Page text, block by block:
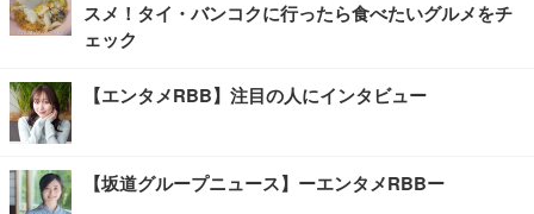
スメ！タイ・バンコクに行ったら食べたいグルメをチ
ェック
【エンタメRBB】注目の人にインタビュー
【坂道グループニュース】ーエンタメRBBー